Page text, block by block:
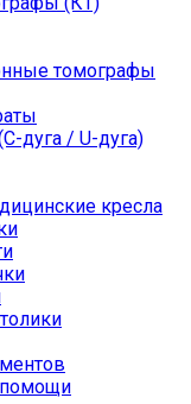
томографы
дуга / U-дуга)
кресла